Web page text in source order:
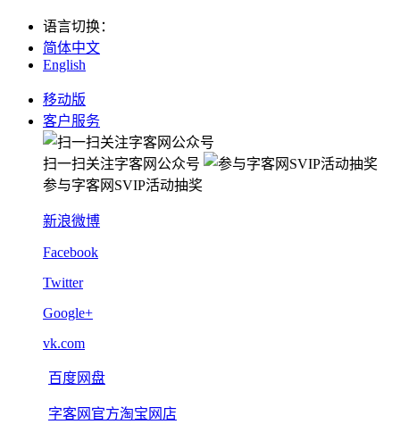
语言切换：
简体中文
English
移动版
客户服务
扫一扫关注字客网公众号
参与字客网SVIP活动抽奖
新浪微博
Facebook
Twitter
Google+
vk.com
百度网盘
字客网官方淘宝网店